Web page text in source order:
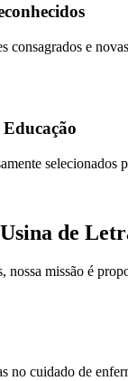
consagrados e
selecionados
de
nossa missão é
no cuidado de